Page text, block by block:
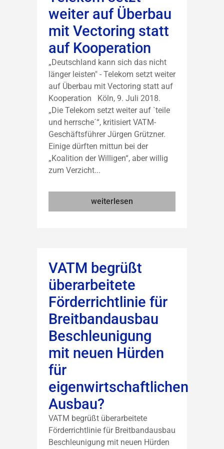
weiter auf Überbau
mit Vectoring statt
auf Kooperation
„Deutschland kann sich das nicht
länger leisten" - Telekom setzt weiter
auf Überbau mit Vectoring statt auf
Kooperation Köln, 9. Juli 2018.
„Die Telekom setzt weiter auf `teile
und herrsche´“, kritisiert VATM-
Geschäftsführer Jürgen Grützner.
Einige dürften mittun bei der
„Koalition der Willigen“, aber willig
zum Verzicht...
weiterlesen
VATM begrüßt
überarbeitete
Förderrichtlinie für
Breitbandausbau
Beschleunigung
mit neuen Hürden
für
eigenwirtschaftlichen
Ausbau?
VATM begrüßt überarbeitete
Förderrichtlinie für Breitbandausbau
Beschleunigung mit neuen Hürden